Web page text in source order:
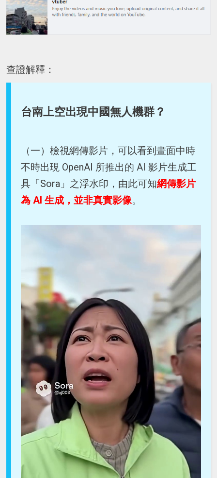
查證解釋：
台南上空出現中國無人機群？
（一）檢視網傳影片，可以看到畫面中時
不時出現 OpenAI 所推出的 AI 影片生成工
具「Sora」之浮水印，由此可知網傳影片
為 AI 生成，並非真實影像。